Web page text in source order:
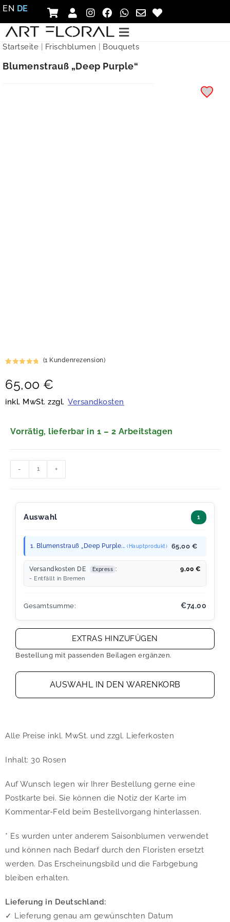
EN DE
Startseite Frischblumen Bouquets
Blumenstrauß „Deep Purple“
mit
von 5,
basierend
ertung
(1 Kundenrezension)
65,00 €
inkl. MwSt. zzgl. Versandkosten
Vorrätig, lieferbar in 1 – 2 Arbeitstagen
- +
Auswahl 1
1. Blumenstrauß „Deep Purple... (Hauptprodukt) 65,00 €
Versandkosten DE Express : 9,00 €
- Entfällt in Bremen
Gesamtsumme: €74,00
EXTRAS HINZUFÜGEN
Bestellung mit passenden Beilagen ergänzen.
AUSWAHL IN DEN WARENKORB
Alle Preise inkl. MwSt. und zzgl. Lieferkosten
Inhalt: 30 Rosen
Auf Wunsch legen wir Ihrer Bestellung gerne eine
Postkarte bei. Sie können die Notiz der Karte im
Kommentar-Feld beim Bestellvorgang hinterlassen.
* Es wurden unter anderem Saisonblumen verwendet
und können nach Bedarf durch den Floristen ersetzt
werden. Das Erscheinungsbild und die Farbgebung
bleiben erhalten.
Lieferung in Deutschland:
✓ Lieferung genau am gewünschten Datum